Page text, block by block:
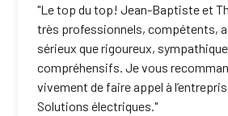
"Le top du top! Jean-Baptiste et
très professionnels, compétents,
sérieux que rigoureux,
compréhensifs. Je vous
vivement de faire appel à
Solutions électriques."